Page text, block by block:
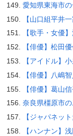
愛知県東海市
【山口組平井
【歌手・女優
【俳優】松田
【アイドル】
【俳優】八嶋
【俳優】葛山
奈良県橿原市
【ジャパネッ
【ハンナン】